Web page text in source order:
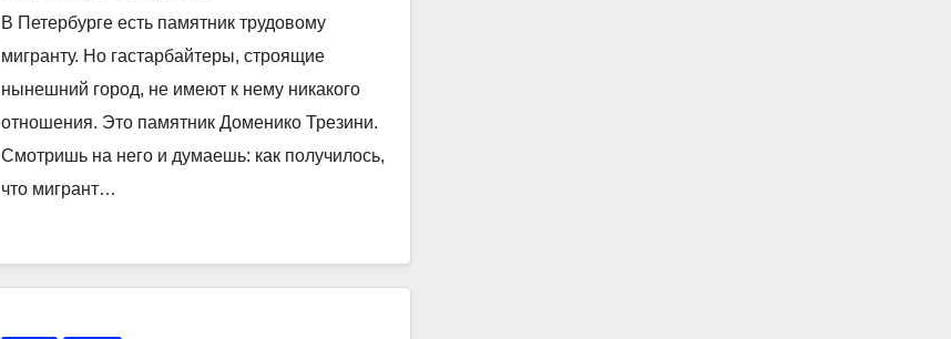
В Петербурге есть памятник трудовому
мигранту. Но гастарбайтеры, строящие
нынешний город, не имеют к нему никакого
отношения. Это памятник Доменико Трезини.
Смотришь на него и думаешь: как получилось,
что мигрант…